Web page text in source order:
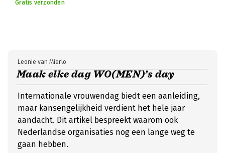
Gratis verzonden
Maak elke dag WO(MEN)’s day
Leonie van Mierlo
Internationale vrouwendag biedt een aanleiding,
maar kansengelijkheid verdient het hele jaar
aandacht. Dit artikel bespreekt waarom ook
Nederlandse organisaties nog een lange weg te
gaan hebben.